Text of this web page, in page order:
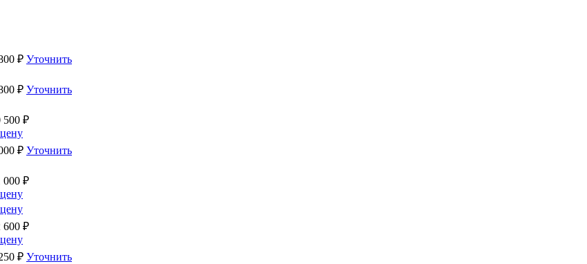
₽ Уточнить
₽ Уточнить
500 ₽
₽ Уточнить
000 ₽
600 ₽
₽ Уточнить